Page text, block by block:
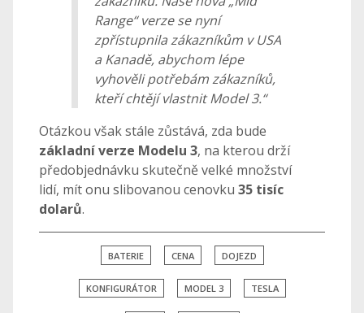
Range“ verze se nyní
zpřístupnila zákazníkům v USA
a Kanadě, abychom lépe
vyhověli potřebám zákazníků,
kteří chtějí vlastnit Model 3.“
Otázkou však stále zůstává, zda bude
základní verze Modelu 3, na kterou drží
předobjednávku skutečně velké množství
lidí, mít onu slibovanou cenovku 35 tisíc
dolarů.
BATERIE CENA DOJEZD
KONFIGURÁTOR MODEL 3 TESLA